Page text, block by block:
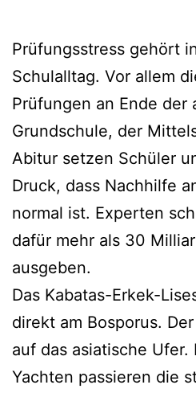
Prüfungsstress gehört
Schulalltag. Vor allem
Prüfungen an Ende der
Grundschule, der
Abitur setzen Schüler
Druck, dass Nachhilfe
normal ist. Experten
dafür mehr als 30
ausgeben.
Das Kabatas-Erkek-
direkt am Bosporus.
auf das asiatische Ufer.
Yachten passieren die